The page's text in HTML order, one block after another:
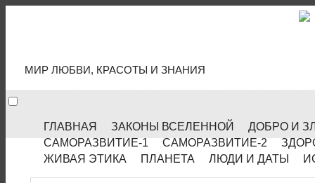
МИР ЛЮБВИ, КРАСОТЫ И ЗНАНИЯ
ГЛАВНАЯ ЗАКОНЫ ВСЕЛЕННОЙ
ДОБРО И
САМОРАЗВИТИЕ-1
САМОРАЗВИТИЕ-2
ЖИВАЯ ЭТИКА
ПЛАНЕТА ЛЮДИ И ДАТЫ